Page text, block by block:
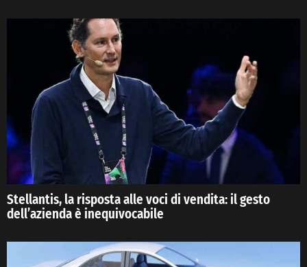
Stellantis, la risposta alle voci di vendita: il gesto
dell’azienda è inequivocabile